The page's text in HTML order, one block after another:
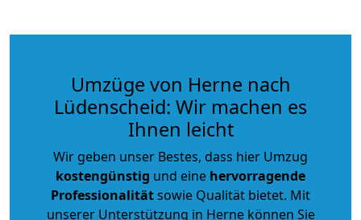
Umzüge von Herne nach
Lüdenscheid: Wir machen es
Ihnen leicht
Wir geben unser Bestes, dass hier Umzug
kostengünstig und eine hervorragende
Professionalitätsowie Qualität bietet. Mit
unserer Unterstützung in Herne können Sie